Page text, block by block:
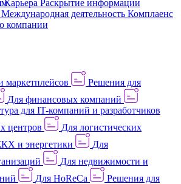
Карьера Раскрытие информации
Международная деятельность Комплаенс
компании
маркетплейсов
Решения для
Для финансовых компаний
для IT-компаний и разработчиков
центров
Для логистических
и энергетики
Для
Для недвижимости и
Для HoReCa
Решения для